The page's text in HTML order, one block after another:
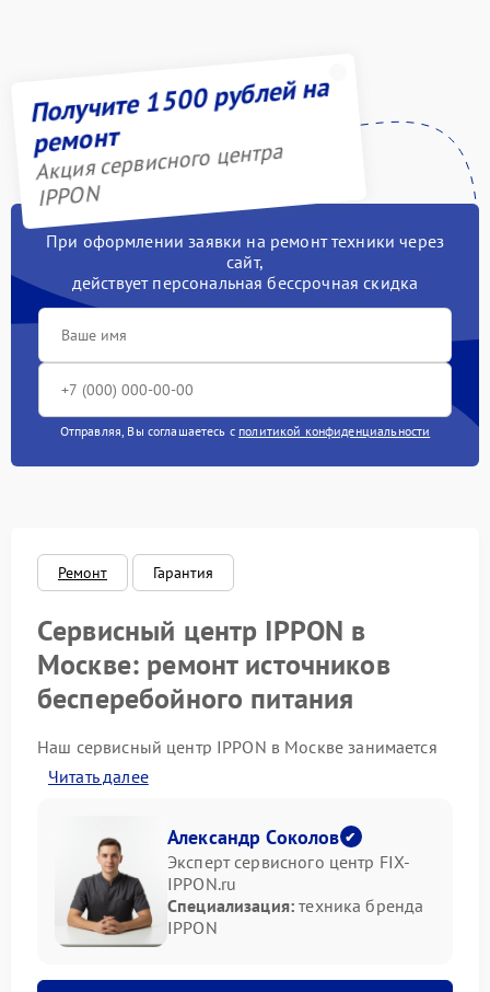
Получите 1500 рублей на
ремонт
Акция сервисного центра
IPPON
При оформлении заявки на ремонт техники через
сайт,
действует персональная бессрочная скидка
Отправляя, Вы соглашаетесь с политикой конфиденциальности
Ремонт Гарантия
Сервисный центр IPPON в
Москве: ремонт источников
бесперебойного питания
Наш сервисный центр IPPON в Москве занимается
профессиональным ремонтом техники бренда
IPPON. Основное направление — источники
необходимы для стабильной работы серверов,
кассовых систем, компьютеров и другого
оборудования. При сбоях в сети или внутренних
ошибках устройство должно выполнять свою
функцию — защищать технику. Мы обеспечиваем
восстановление работоспособности таких систем в
Читать далее
Александр Соколов
Эксперт сервисного центр FIX-
IPPON.ru
Специализация: техника бренда
IPPON